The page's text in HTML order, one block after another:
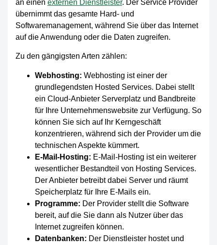
an einen externen Dienstleister. Der Service Provider
übernimmt das gesamte Hard- und
Softwaremanagement, während Sie über das Internet
auf die Anwendung oder die Daten zugreifen.
Zu den gängigsten Arten zählen:
Webhosting: Webhosting ist einer der
grundlegendsten Hosted Services. Dabei stellt
ein Cloud-Anbieter Serverplatz und Bandbreite
für Ihre Unternehmenswebsite zur Verfügung. So
können Sie sich auf Ihr Kerngeschäft
konzentrieren, während sich der Provider um die
technischen Aspekte kümmert.
E-Mail-Hosting: E-Mail-Hosting ist ein weiterer
wesentlicher Bestandteil von Hosting Services.
Der Anbieter betreibt dabei Server und räumt
Speicherplatz für Ihre E-Mails ein.
Programme: Der Provider stellt die Software
bereit, auf die Sie dann als Nutzer über das
Internet zugreifen können.
Datenbanken: Der Dienstleister hostet und